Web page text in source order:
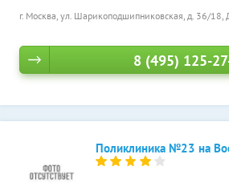
г. Москва, ул. Шарикоподшипниковская, д. 36/18,
8 (495) 125-
Поликлиника №23 на